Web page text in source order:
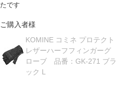
たです
ご購入者様
KOMINE コミネ プロテクト
レザーハーフフィンガーグ
ローブ 品番：GK-271 ブラ
ック L